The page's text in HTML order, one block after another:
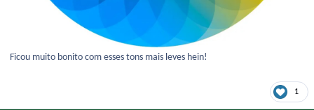
Ficou muito bonito com esses tons mais leves hein!
1